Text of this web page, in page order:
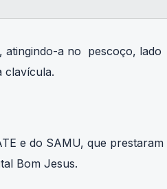
atingindo-a no pescoço, lado
clavícula.
e do SAMU, que prestaram
Bom Jesus.